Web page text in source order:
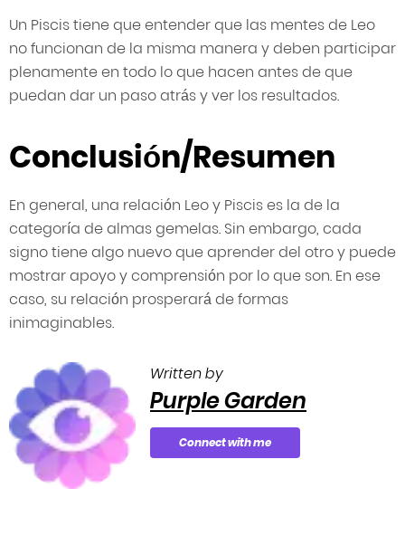
Un Piscis tiene que entender que las mentes de Leo
no funcionan de la misma manera y deben participar
plenamente en todo lo que hacen antes de que
puedan dar un paso atrás y ver los resultados.
Conclusión/Resumen
En general, una relación Leo y Piscis es la de la
categoría de almas gemelas. Sin embargo, cada
signo tiene algo nuevo que aprender del otro y puede
mostrar apoyo y comprensión por lo que son. En ese
caso, su relación prosperará de formas
inimaginables.
Written by
Purple Garden
Connect with me